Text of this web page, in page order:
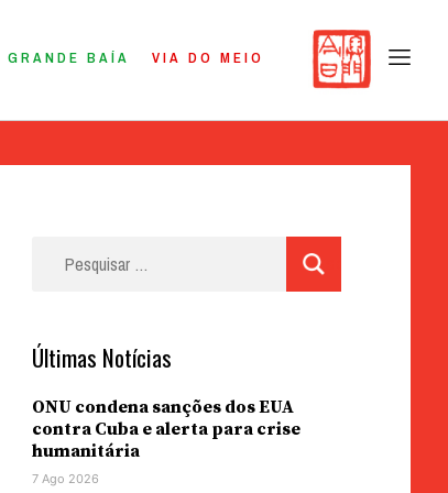
GRANDE BAÍA VIA DO MEIO
Últimas Notícias
ONU condena sanções dos EUA
contra Cuba e alerta para crise
humanitária
7 Ago 2026